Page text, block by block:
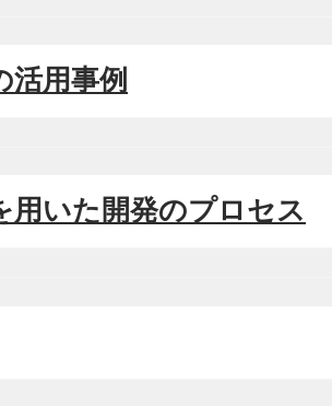
活用事例
用いた開発のプロセス